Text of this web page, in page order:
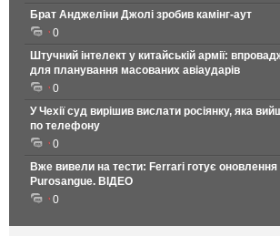
Брат Анджеліни Джолі зробив камінг-аут
0
Штучний інтелект у китайській армії:
для планування масованих авіаударів
0
У Чехії суд вирішив вислати росіянку, яка
по телефону
0
Вже вивели на тести: Ferrari готує
Purosangue. ВІДЕО
0